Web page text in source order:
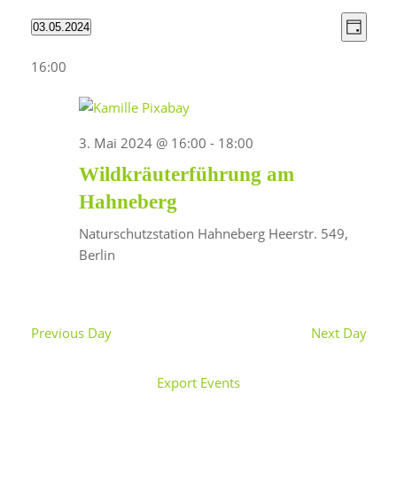
Tag
03.05.2024
date.
16:00
3. Mai 2024 @ 16:00 - 18:00
Wildkräuterführung am
Hahneberg
Naturschutzstation Hahneberg Heerstr. 549,
Berlin
Previous Day Next Day
Export Events